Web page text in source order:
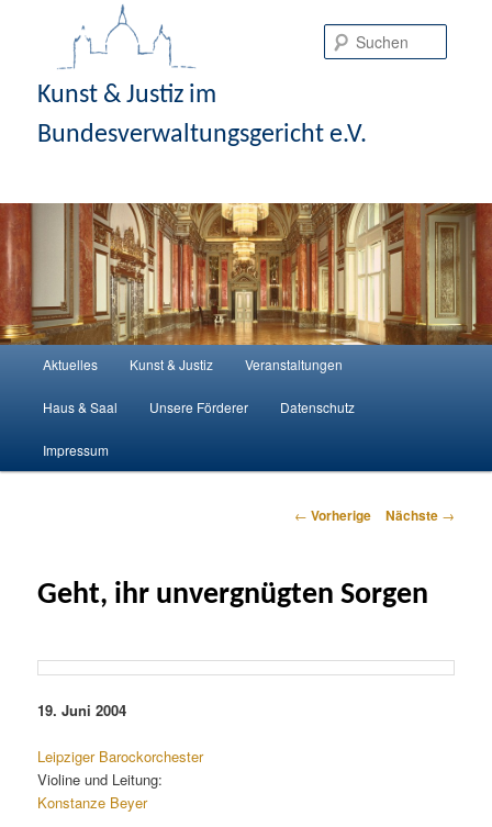
Kunst & Justiz im
Bundesverwaltungsgericht e.V.
Zum Inhalt wechseln
Zum sekundären Inhalt wechseln
Aktuelles Kunst & Justiz Veranstaltungen
Haus & Saal Unsere Förderer Datenschutz
Impressum
Artikelnavigation
← Vorherige Nächste →
Geht, ihr unvergnügten Sorgen
19. Juni 2004
Leipziger Barockorchester
Violine und Leitung:
Konstanze Beyer